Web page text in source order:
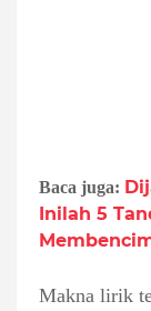
Baca juga:
Inilah 5
Makna lirik